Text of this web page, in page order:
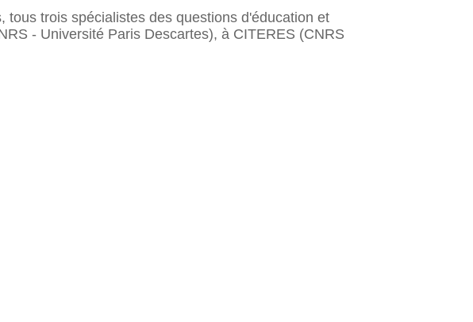
tous trois spécialistes des questions d'éducation et
- Université Paris Descartes), à CITERES (CNRS